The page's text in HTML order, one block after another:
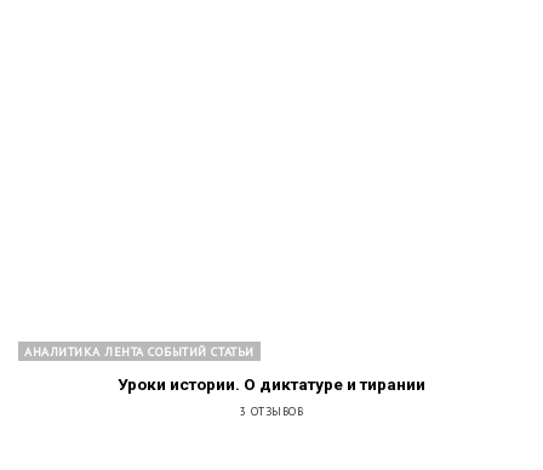
АНАЛИТИКА ЛЕНТА СОБЫТИЙ СТАТЬИ
Уроки истории. О диктатуре и тирании
3 ОТЗЫВОВ